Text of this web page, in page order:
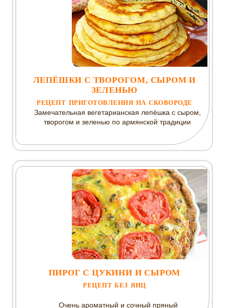
ЛЕПЁШКИ С ТВОРОГОМ, СЫРОМ И
ЗЕЛЕНЬЮ
РЕЦЕПТ ПРИГОТОВЛЕНИЯ НА СКОВОРОДЕ
Замечательная вегетарианская лепёшка с сыром,
творогом и зеленью по армянской традиции
ПИРОГ С ЦУКИНИ И СЫРОМ
РЕЦЕПТ БЕЗ ЯИЦ
Очень ароматный и сочный пряный